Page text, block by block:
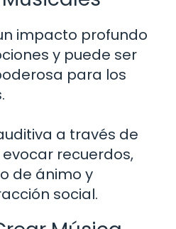
impacto profundo
y puede ser
para los
a través de
recuerdos,
de ánimo y
social.